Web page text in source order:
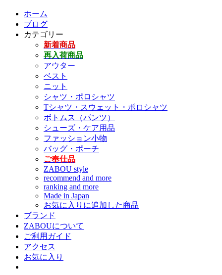
ホーム
ブログ
カテゴリー
新着商品
再入荷商品
アウター
ベスト
ニット
シャツ・ポロシャツ
Tシャツ・スウェット・ポロシャツ
ボトムス（パンツ）
シューズ・ケア用品
ファッション小物
バッグ・ポーチ
ご奉仕品
ZABOU style
recommend and more
ranking and more
Made in Japan
お気に入りに追加した商品
ブランド
ZABOUについて
ご利用ガイド
アクセス
お気に入り